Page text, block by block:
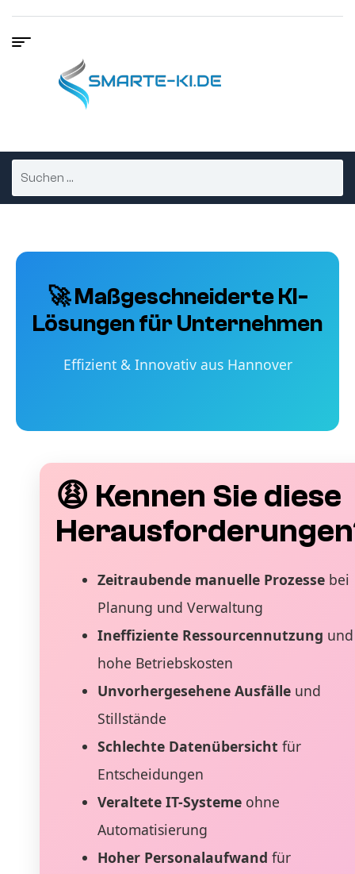
🚀 Maßgeschneiderte KI-
Lösungen für Unternehmen
Effizient & Innovativ aus Hannover
😩 Kennen Sie diese
Zeitraubende manuelle Prozessebei
Planung und Verwaltung
Ineffiziente Ressourcennutzung und
hohe Betriebskosten
Unvorhergesehene Ausfälleund
Stillstände
Schlechte Datenübersicht für
Entscheidungen
Veraltete IT-Systemeohne
Automatisierung
Hoher Personalaufwand für